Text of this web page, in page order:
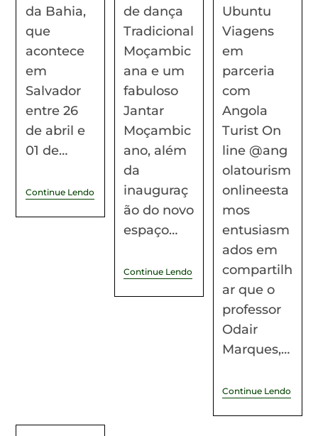
da Bahia,
que
acontece
em
Salvador
entre 26
de abril e
01 de…
Continue Lendo
de dança
Tradicional
Moçambic
ana e um
fabuloso
Jantar
Moçambic
ano, além
da
inauguraç
ão do novo
espaço…
Continue Lendo
Ubuntu
Viagens
em
parceria
com
Angola
Turist On
line @ang
olatourism
onlineesta
mos
entusiasm
ados em
compartilh
ar que o
professor
Odair
Marques,…
Continue Lendo